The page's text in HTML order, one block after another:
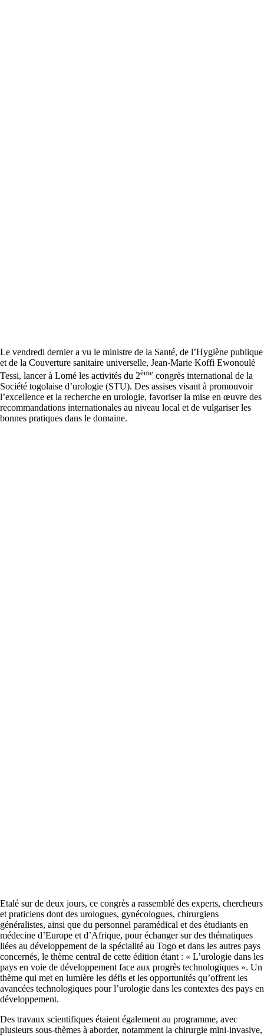
Le vendredi dernier a vu le ministre de la Santé, de l’Hygiène publique
et de la Couverture sanitaire universelle, Jean-Marie Koffi Ewonoulé
Tessi, lancer à Lomé les activités du 2ème congrès international de la
Société togolaise d’urologie (STU). Des assises visant à promouvoir
l’excellence et la recherche en urologie, favoriser la mise en œuvre des
recommandations internationales au niveau local et de vulgariser les
bonnes pratiques dans le domaine.
Etalé sur de deux jours, ce congrès a rassemblé des experts, chercheurs
et praticiens dont des urologues, gynécologues, chirurgiens
généralistes, ainsi que du personnel paramédical et des étudiants en
médecine d’Europe et d’Afrique, pour échanger sur des thématiques
liées au développement de la spécialité au Togo et dans les autres pays
concernés, le thème central de cette édition étant : « L’urologie dans les
pays en voie de développement face aux progrès technologiques ». Un
thème qui met en lumière les défis et les opportunités qu’offrent les
avancées technologiques pour l’urologie dans les contextes des pays en
développement.
Des travaux scientifiques étaient également au programme, avec
plusieurs sous-thèmes à aborder, notamment la chirurgie mini-invasive,